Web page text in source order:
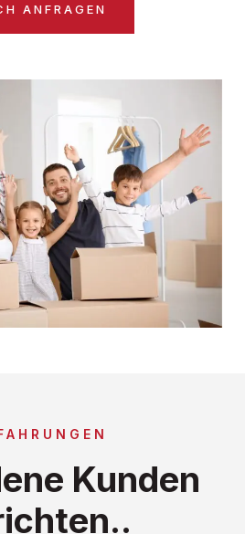
ANFRAGEN
Kunden